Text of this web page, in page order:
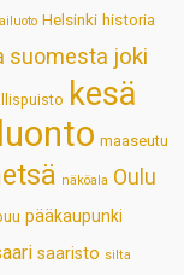
Helsinki historia
suomesta joki
kesä
luonto maaseutu
näköala Oulu
pääkaupunki
saaristo silta